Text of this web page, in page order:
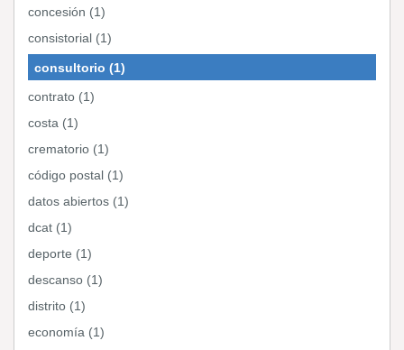
concesión (1)
consistorial (1)
consultorio (1)
contrato (1)
costa (1)
crematorio (1)
código postal (1)
datos abiertos (1)
dcat (1)
deporte (1)
descanso (1)
distrito (1)
economía (1)